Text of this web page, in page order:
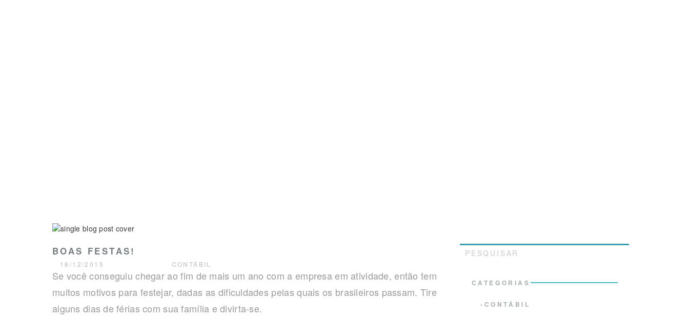
BOAS FESTAS!
18/12/2015 CONTÁBIL
Se você conseguiu chegar ao fim de mais um ano com a empresa em atividade, então tem
muitos motivos para festejar, dadas as dificuldades pelas quais os brasileiros passam. Tire
alguns dias de férias com sua família e divirta-se.
PESQUISAR
CATEGORIAS
CONTÁBIL